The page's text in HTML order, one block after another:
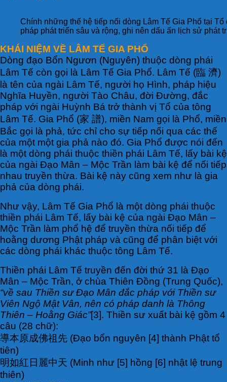
Chính những thế hệ tiếp nối dòng Lâm Tế Gia Phổ tại
pháp phát triển sâu và rộng, ghi nên dấu ấn lịch sử phát
KHÁI NIỆM VỀ LÂM TẾ GIA PHỔ
Dòng đạo Bổn Ngươn (Nguyên) thuộc dòng phái
Lâm Tế còn gọi là Lâm Tế Gia Phổ. Lâm Tế (臨 濟)
là tên của ngài Lâm Tế, người họ Hình, pháp hiệu
Nghĩa Huyền, người Tào Châu, đời Đường, đắc
pháp với ngài Huỳnh Bá trở thành vị Tổ của tông
Lâm Tế. Gia Phổ (家 譜), miền Nam gọi là Phổ, miền
Bắc gọi là phả, tức chỉ cho sự tiếp nối qua các thế
của một một gia phả nào đó. Gia Phổ được nói đến
là một dòng phái thuộc thiền phái Lâm Tế, lấy bài kệ
của ngài Đạo Mân – Mộc Trần làm bài kệ để nối tiếp
nhau truyền thừa. Bài kệ này cũng xem như là gia
phả của dòng phái.
Như vậy, Lâm Tế Gia Phổ là một dòng phái thuộc
thiền phái Lâm Tế, lấy bài kệ của ngài Đạo Mân –
Mộc Trần làm phổ hệ để truyền thừa nối tiếp để
hoằng dương Phật pháp và cũng để phân biệt với
các dòng phái khác thuộc tông Lâm Tế.
Thiền phái Lâm Tế truyền đến đời thứ 31 là Đạo
Mân – Mộc Trần, ở chùa Thiên Đồng (Trung Quốc),
“về sau Thiền sư Đạo Mân đắc pháp với Thiền sư
Viên Ngộ Mật Vân, nên có pháp danh là Thông
Thiên – Hoằng Giác”[3]. Thiền sư xuất bài kệ gồm 4
câu (28 chữ):
導本原成佛祖先 (Đạo bổn nguyên [4] thành Phật tổ
tiên)
明如紅日麗中天 (Minh như [5] hồng [6] nhật lệ trung
thiên)